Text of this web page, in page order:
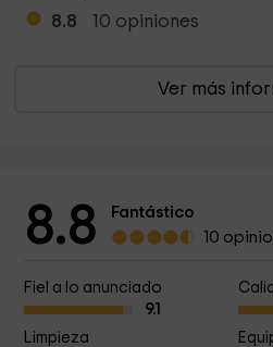
8.8 10 opiniones
Ver más
8.8
Fantástico
10
Fiel a lo anunciado
9.1
Limpieza